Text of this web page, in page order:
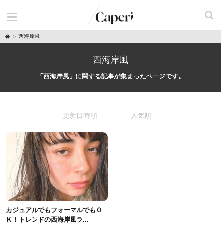
H
o
西海岸風
西海岸風
「西海岸風」に関する記事が集まったページです。
更新日時順 人気順
カジュアルでもフォーマルでもＯ
Ｋ！トレンドの西海岸風ラ...